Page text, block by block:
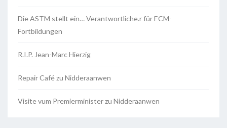
Die ASTM stellt ein… Verantwortliche.r für ECM-
Fortbildungen
R.I.P. Jean-Marc Hierzig
Repair Café zu Nidderaanwen
Visite vum Premierminister zu Nidderaanwen